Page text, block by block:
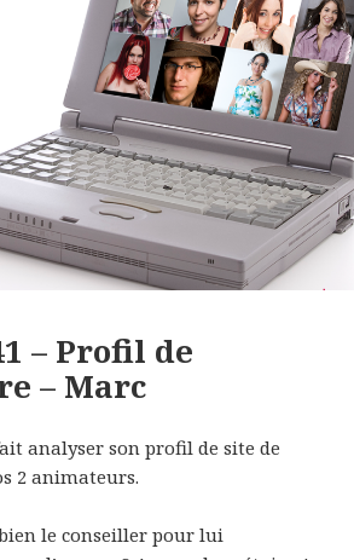
– Profil de
– Marc
analyser son profil de site de
2 animateurs.
le conseiller pour lui